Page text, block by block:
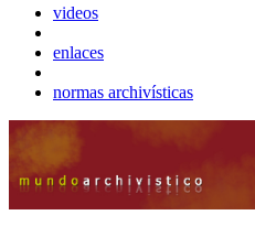
videos
enlaces
normas archivísticas